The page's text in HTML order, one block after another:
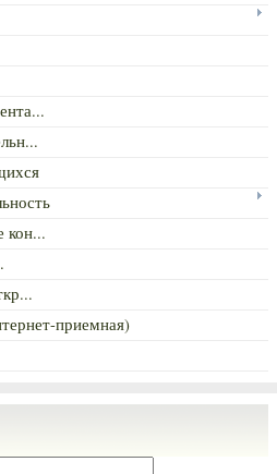
кон...
приемная)